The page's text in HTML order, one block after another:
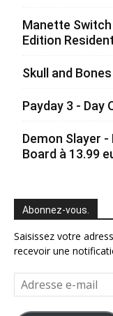
Manette
Edition
Skull and
Payday 3 - Day
Demon Slayer -
Board à 13.99
Abonnez-vous.
Saisissez votre
recevoir une
Adresse
e-
mail